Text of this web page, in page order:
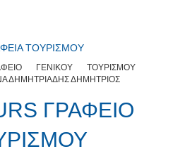
ΤΟΥΡΙΣΜΟΥ
ΓΕΝΙΚΟΥ ΤΟΥΡΙΣΜΟΥ
ΔΗΜΗΤΡΙΑΔΗΣ ΔΗΜΗΤΡΙΟΣ
ΓΡΑΦΕΙΟ